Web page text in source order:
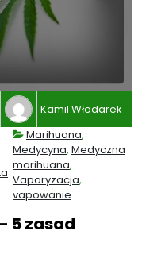
Kamil Włodarek
Marihuana,
Medycyna, Medyczna
marihuana,
Vaporyzacja,
vapowanie
5 zasad